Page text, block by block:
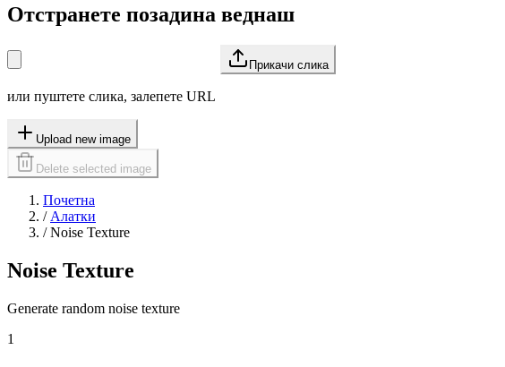
Отстранете позадина веднаш
Прикачи слика
или пуштете слика, залепете URL
Upload new image
Delete selected image
Почетна
/ Алатки
/ Noise Texture
Noise Texture
Generate random noise texture
1